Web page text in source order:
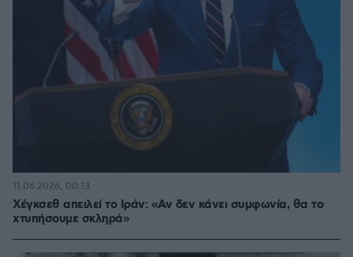
Χέγκσεθ απειλεί το Ιράν: «Αν δεν κάνει συμφωνία, θα το
χτυπήσουμε σκληρά»
11.06.2026, 00:13